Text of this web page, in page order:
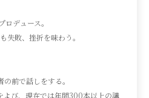
デュース。
失敗、挫折を味わう。
前で話しをする。
よび、現在では年間300本以上の講